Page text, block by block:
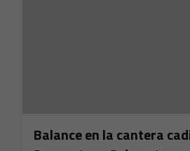
Balance en la cantera